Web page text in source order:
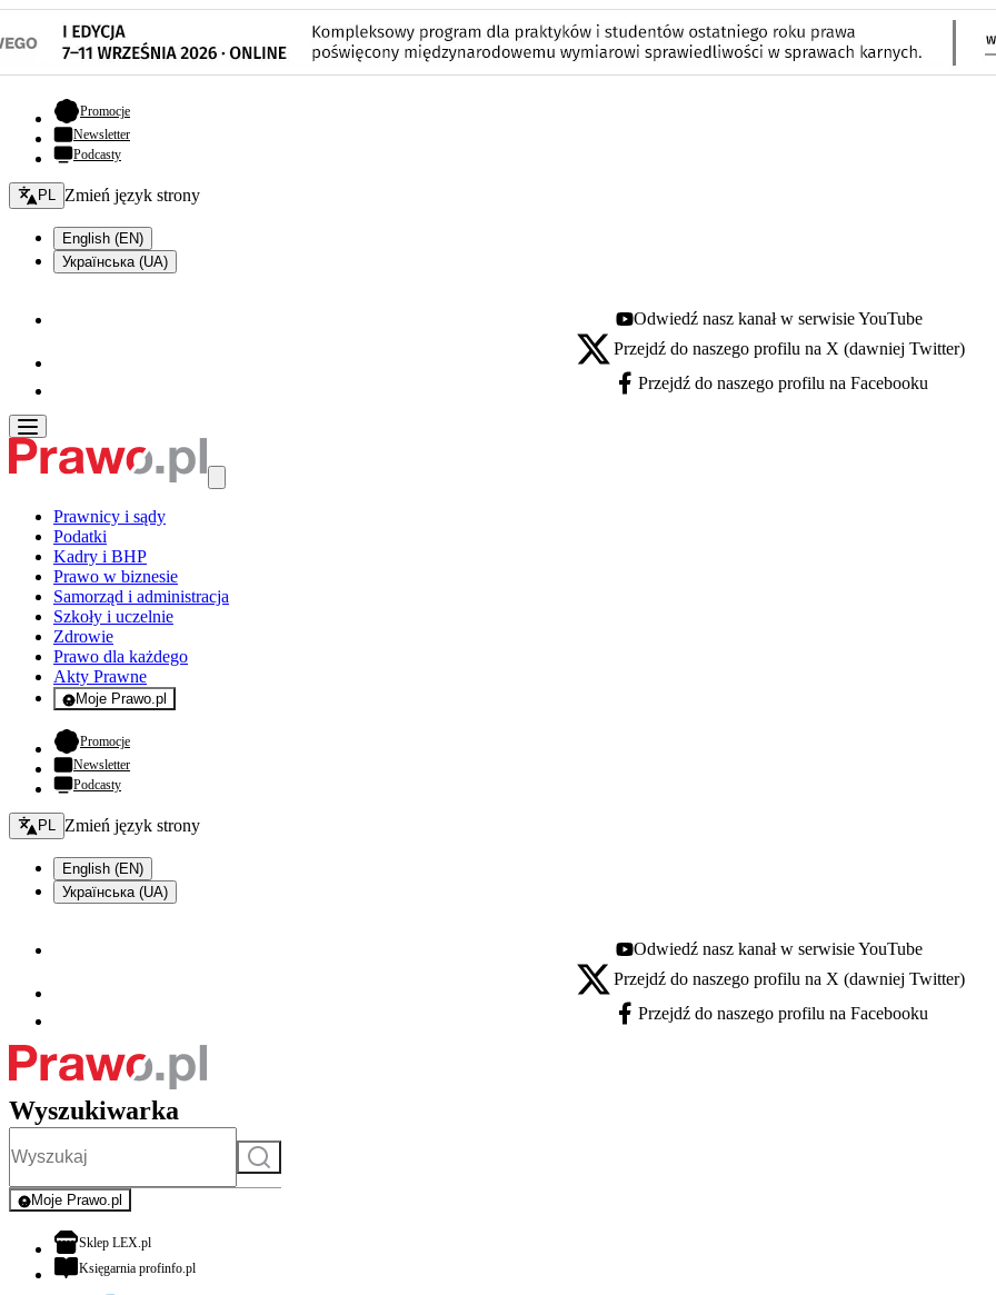
Promocje- otwiera się w nowej karcie
Newsletter
Podcasty
Zmień język - bieżący:
PL Zmień język strony
English (EN)
Українська (UA)
Youtube - otwiera się w nowej karcie
Odwiedź nasz kanał w serwisie YouTube
X - otwiera się w nowej karcie
Przejdź do naszego profilu na X (dawniej Twitter)
Facebook - otwiera się w nowej karcie
Przejdź do naszego profilu na Facebooku
Prawnicy i sądy
Podatki
Kadry i BHP
Prawo w biznesie
Samorząd i administracja
Szkoły i uczelnie
Zdrowie
Prawo dla każdego
Akty Prawne
Moje Prawo.pl
- rejestracja i logowanie do serwisu
Promocje- otwiera się w nowej karcie
Newsletter
Podcasty
Zmień język - bieżący:
PL Zmień język strony
English (EN)
Українська (UA)
Youtube - otwiera się w nowej karcie
Odwiedź nasz kanał w serwisie YouTube
X - otwiera się w nowej karcie
Przejdź do naszego profilu na X (dawniej Twitter)
Facebook - otwiera się w nowej karcie
Przejdź do naszego profilu na Facebooku
Wyszukiwarka
Szukaj
Moje Prawo.pl
- rejestracja i logowanie do serwisu
Sklep LEX.plotwiera się w nowej karcie
Księgarnia profinfo.plotwiera się w nowej karcie